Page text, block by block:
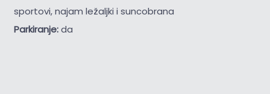
sportovi, najam ležaljki i suncobrana
Parkiranje:da